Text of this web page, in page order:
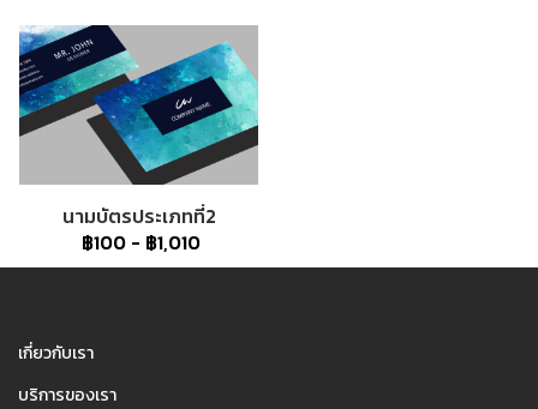
นามบัตรประเภทที่2
฿100 - ฿1,010
เกี่ยวกับเรา
บริการของเรา